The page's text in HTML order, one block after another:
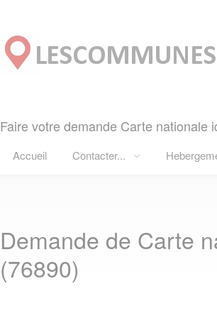
Faire votre demande Carte nationale
Accueil Contacter...
Demande de Carte
(76890)